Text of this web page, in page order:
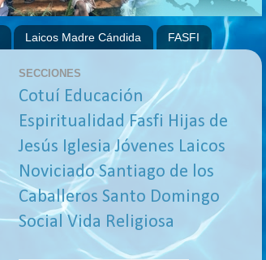
Laicos Madre Cándida FASFI
SECCIONES
Cotuí Educación
Espiritualidad Fasfi Hijas de
Jesús Iglesia Jóvenes Laicos
Noviciado Santiago de los
Caballeros Santo Domingo
Social Vida Religiosa